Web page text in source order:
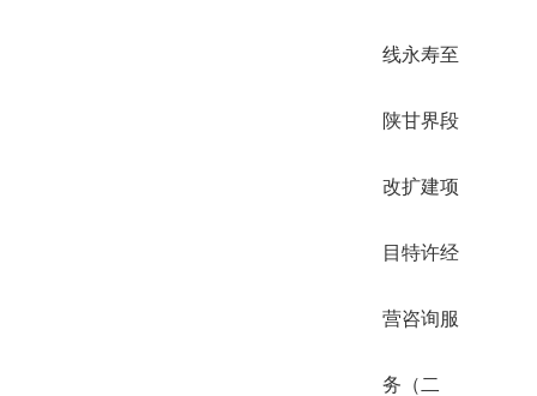
线永寿至
陕甘界段
改扩建项
目特许经
营咨询服
务（二